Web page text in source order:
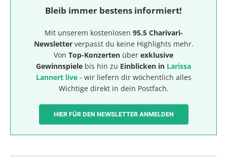
Bleib immer bestens informiert!
Mit unserem kostenlosen 95.5 Charivari-
Newsletterverpasst du keine Highlights mehr.
Von Top-Konzerten über exklusive
Gewinnspiele bis hin zu Einblicken in Larissa
Lannert live- wir liefern dir wöchentlich alles
Wichtige direkt in dein Postfach.
HIER FÜR DEN NEWSLETTER ANMELDEN